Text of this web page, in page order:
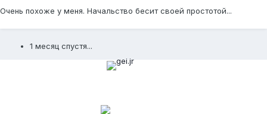
Очень похоже у меня. Начальство бесит своей простотой...
1 месяц спустя...